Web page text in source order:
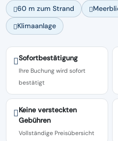
60 m zum Strand
Klimaanlage
Sofortbestätigung
Ihre Buchung wird sofort
bestätigt
Keine versteckten
Gebühren
Vollständige Preisübersicht